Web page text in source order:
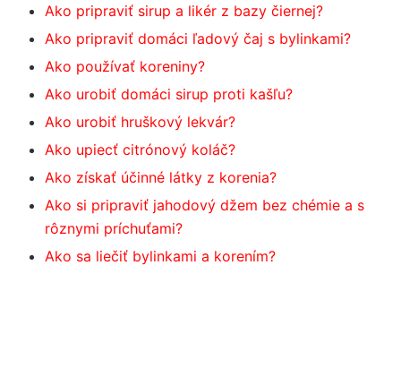
Ako pripraviť sirup a likér z bazy čiernej?
Ako pripraviť domáci ľadový čaj s bylinkami?
Ako používať koreniny?
Ako urobiť domáci sirup proti kašľu?
Ako urobiť hruškový lekvár?
Ako upiecť citrónový koláč?
Ako získať účinné látky z korenia?
Ako si pripraviť jahodový džem bez chémie a s
rôznymi príchuťami?
Ako sa liečiť bylinkami a korením?